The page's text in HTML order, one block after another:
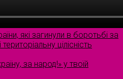
які загинули в боротьбі за
цілісність
за народ!» у твоїй